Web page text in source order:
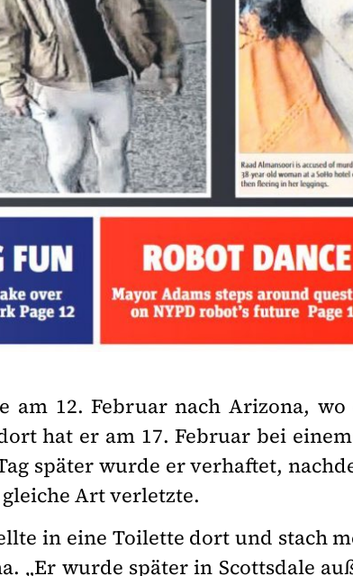
12. Februar nach Arizona,
hat er am 17. Februar bei
später wurde er verhaftet,
gleiche Art verletzte.
in eine Toilette dort und stach
„Er wurde später in Scottsdale